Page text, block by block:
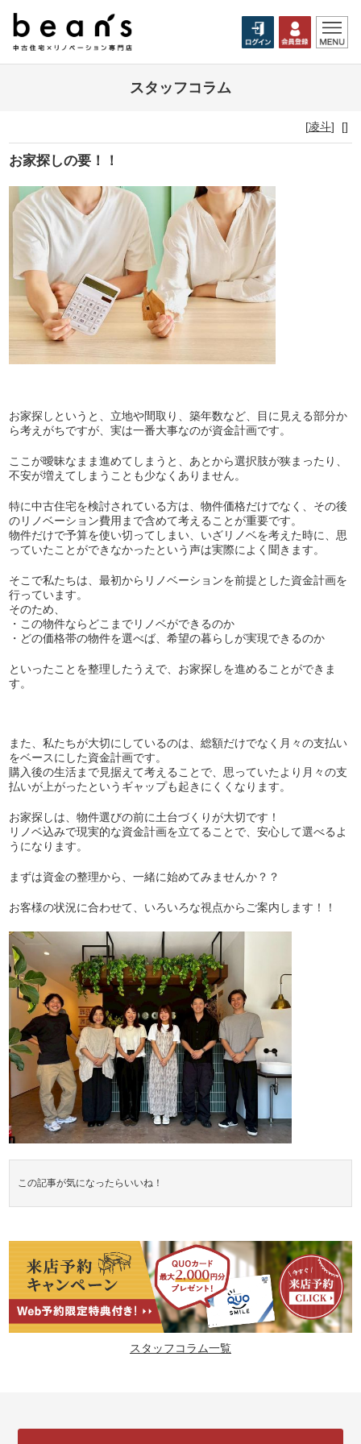
スタッフコラム
[凌斗] []
お家探しの要！！
お家探しというと、立地や間取り、築年数など、目に見える部分か
ら考えがちですが、実は一番大事なのが資金計画です。
ここが曖昧なまま進めてしまうと、あとから選択肢が狭まったり、
不安が増えてしまうことも少なくありません。
特に中古住宅を検討されている方は、物件価格だけでなく、その後
のリノベーション費用まで含めて考えることが重要です。
物件だけで予算を使い切ってしまい、いざリノベを考えた時に、思
っていたことができなかったという声は実際によく聞きます。
そこで私たちは、最初からリノベーションを前提とした資金計画を
行っています。
そのため、
・この物件ならどこまでリノベができるのか
・どの価格帯の物件を選べば、希望の暮らしが実現できるのか
といったことを整理したうえで、お家探しを進めることができま
す。
また、私たちが大切にしているのは、総額だけでなく月々の支払い
をベースにした資金計画です。
購入後の生活まで見据えて考えることで、思っていたより月々の支
払いが上がったというギャップも起きにくくなります。
お家探しは、物件選びの前に土台づくりが大切です！
リノベ込みで現実的な資金計画を立てることで、安心して選べるよ
うになります。
まずは資金の整理から、一緒に始めてみませんか？？
お客様の状況に合わせて、いろいろな視点からご案内します！！
この記事が気になったらいいね！
スタッフコラム一覧